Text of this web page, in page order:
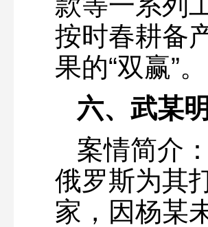
按时春耕备
果的“双赢”。
六、武某
案情简介
俄罗斯为其
家，因杨某